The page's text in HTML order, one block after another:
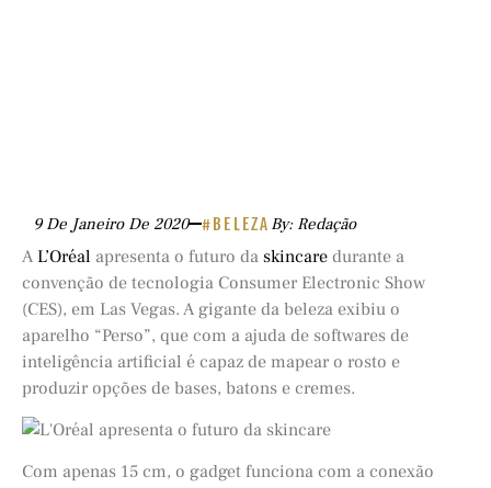
9 De Janeiro De 2020 #BELEZA By: Redação
A L’Oréal apresenta o futuro da skincare durante a
convenção de tecnologia Consumer Electronic Show
(CES), em Las Vegas. A gigante da beleza exibiu o
aparelho “Perso”, que com a ajuda de softwares de
inteligência artificial é capaz de mapear o rosto e
produzir opções de bases, batons e cremes.
Com apenas 15 cm, o gadget funciona com a conexão